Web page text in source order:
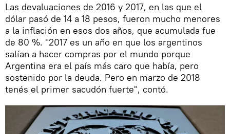
Las devaluaciones de 2016 y 2017, en las que el
dólar pasó de 14 a 18 pesos, fueron mucho menores
a la inflación en esos dos años, que acumulada fue
de 80 %. "2017 es un año en que los argentinos
salían a hacer compras por el mundo porque
Argentina era el país más caro que había, pero
sostenido por la deuda. Pero en marzo de 2018
tenés el primer sacudón fuerte", contó.